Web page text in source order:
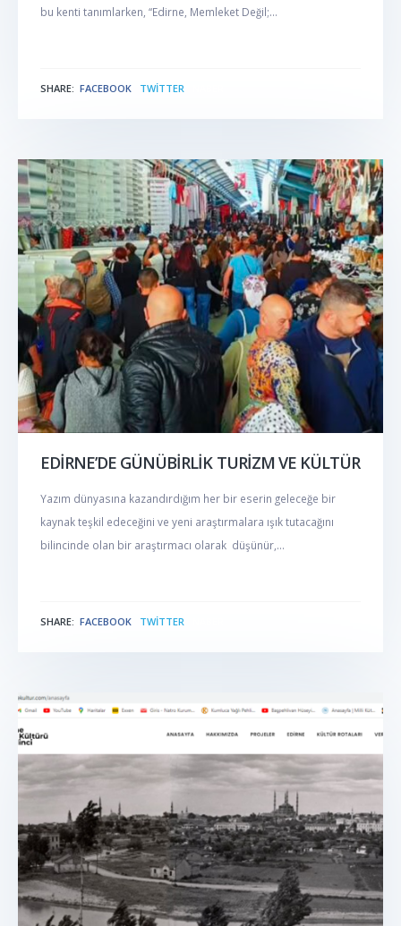
bu kenti tanımlarken, “Edirne, Memleket Değil;...
SHARE: FACEBOOK TWITTER
EDİRNE’DE GÜNÜBİRLİK TURİZM VE KÜLTÜR
Yazım dünyasına kazandırdığım her bir eserin geleceğe bir
kaynak teşkil edeceğini ve yeni araştırmalara ışık tutacağını
bilincinde olan bir araştırmacı olarak düşünür,...
SHARE: FACEBOOK TWITTER